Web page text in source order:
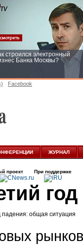
строился электронный
Банка Москвы?
Facebook
ЖУРНАЛ
проект При поддержке